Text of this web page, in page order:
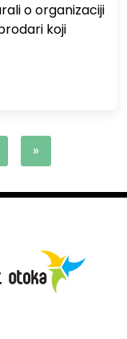
o organizaciji
koji
»